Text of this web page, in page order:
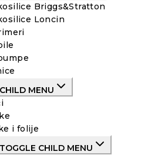
Briggs&Stratton
Loncin
MENU
i folije
TOGGLE CHILD MENU